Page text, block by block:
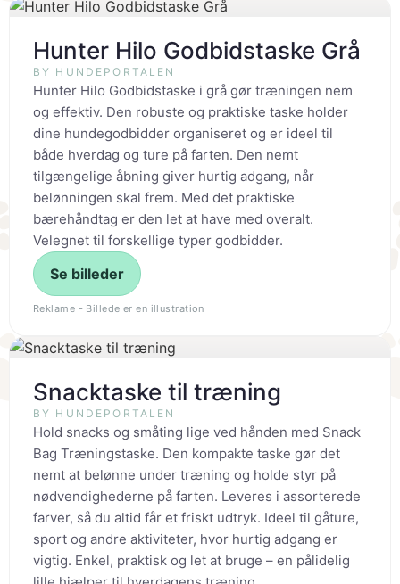
Hunter Hilo Godbidstaske Grå
BY HUNDEPORTALEN
Hunter Hilo Godbidstaske i grå gør træningen nem
og effektiv. Den robuste og praktiske taske holder
dine hundegodbidder organiseret og er ideel til
både hverdag og ture på farten. Den nemt
tilgængelige åbning giver hurtig adgang, når
belønningen skal frem. Med det praktiske
bærehåndtag er den let at have med overalt.
Velegnet til forskellige typer godbidder.
Se billeder
Reklame - Billede er en illustration
Snacktaske til træning
BY HUNDEPORTALEN
Hold snacks og småting lige ved hånden med Snack
Bag Træningstaske. Den kompakte taske gør det
nemt at belønne under træning og holde styr på
nødvendighederne på farten. Leveres i assorterede
farver, så du altid får et friskt udtryk. Ideel til gåture,
sport og andre aktiviteter, hvor hurtig adgang er
vigtig. Enkel, praktisk og let at bruge – en pålidelig